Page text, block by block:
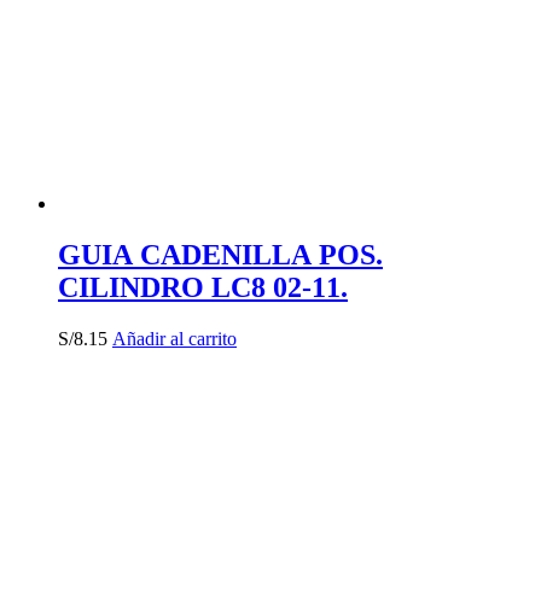
GUIA CADENILLA POS.
CILINDRO LC8 02-11.
S/8.15 Añadir al carrito